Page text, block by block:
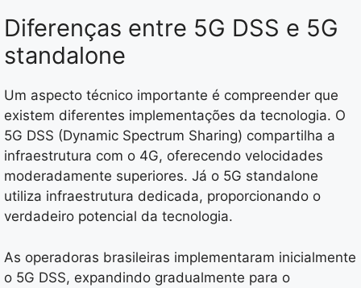
Diferenças entre 5G DSS e 5G
standalone
Um aspecto técnico importante é compreender que
existem diferentes implementações da tecnologia. O
5G DSS (Dynamic Spectrum Sharing) compartilha a
infraestrutura com o 4G, oferecendo velocidades
moderadamente superiores. Já o 5G standalone
utiliza infraestrutura dedicada, proporcionando o
verdadeiro potencial da tecnologia.
As operadoras brasileiras implementaram inicialmente
o 5G DSS, expandindo gradualmente para o